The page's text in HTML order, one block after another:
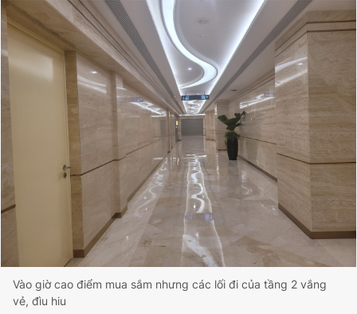
Vào giờ cao điểm mua sắm nhưng các lối đi của tầng 2 vắng
vẻ, đìu hiu